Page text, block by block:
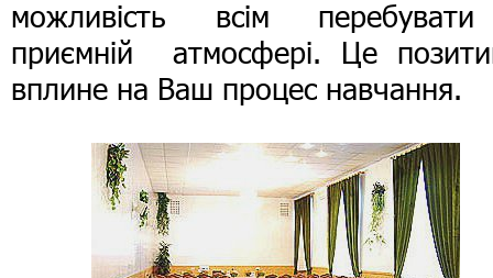
можливість всім
приємній атмосфері. Це
вплине на Ваш процес навчання.